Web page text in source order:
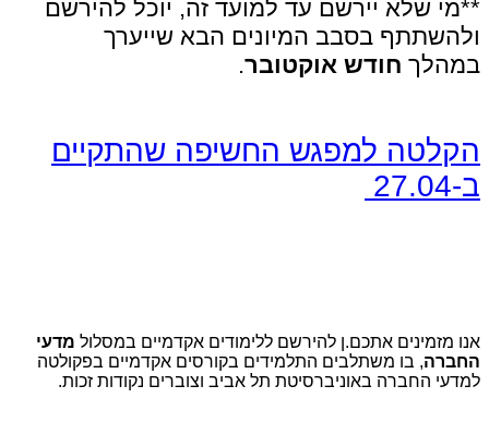
**מי שלא יירשם עד למועד זה, יוכל להירשם
ולהשתתף בסבב המיונים הבא שייערך
במהלך חודש אוקטובר.
הקלטה למפגש החשיפה שהתקיים
ב-27.04
אנו מזמינים אתכם.ן להירשם ללימודים אקדמיים במסלול מדעי
החברה, בו משתלבים התלמידים בקורסים אקדמיים בפקולטה
למדעי החברה באוניברסיטת תל אביב וצוברים נקודות זכות.